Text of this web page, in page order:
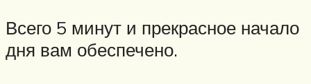
Всего 5 минут и прекрасное начало
дня вам обеспечено.